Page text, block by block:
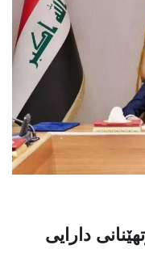
دارایی